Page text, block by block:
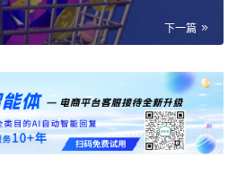
下一篇